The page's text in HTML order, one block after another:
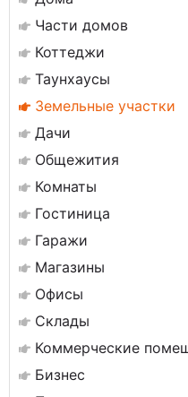
Части домов
Коттеджи
Таунхаусы
Земельные участки
Дачи
Общежития
Комнаты
Гостиница
Гаражи
Магазины
Офисы
Склады
Коммерческие
Бизнес